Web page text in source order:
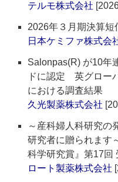
テルモ株式会社
2026年３月期決算
日本ケミファ株式会
Salonpas(R) が10年
ドに認定 英グロー
における調査結果
久光製薬株式会社
～産科婦人科研究の
研究者に贈られま
科学研究賞』第17回
ロート製薬株式会社